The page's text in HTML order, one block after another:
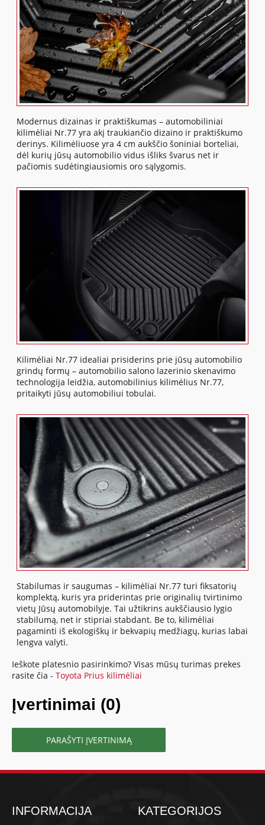
Modernus dizainas ir praktiškumas – automobiliniai
kilimėliai Nr.77 yra akį traukiančio dizaino ir praktiškumo
derinys. Kilimėliuose yra 4 cm aukščio šoniniai borteliai,
dėl kurių jūsų automobilio vidus išliks švarus net ir
pačiomis sudėtingiausiomis oro sąlygomis.
Kilimėliai Nr.77 idealiai prisiderins prie jūsų automobilio
grindų formų – automobilio salono lazerinio skenavimo
technologija leidžia, automobilinius kilimėlius Nr.77,
pritaikyti jūsų automobiliui tobulai.
Stabilumas ir saugumas – kilimėliai Nr.77 turi fiksatorių
komplektą, kuris yra priderintas prie originalių tvirtinimo
vietų Jūsų automobilyje. Tai užtikrins aukščiausio lygio
stabilumą, net ir stipriai stabdant. Be to, kilimėliai
pagaminti iš ekologiškų ir bekvapių medžiagų, kurias labai
lengva valyti.
Ieškote platesnio pasirinkimo? Visas mūsų turimas prekes
rasite čia -Toyota Prius kilimėliai
Įvertinimai (0)
PARAŠYTI ĮVERTINIMĄ
INFORMACIJA KATEGORIJOS